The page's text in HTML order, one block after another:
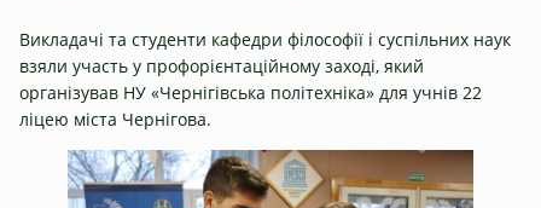
Викладачі та студенти кафедри філософії і суспільних наук
взяли участь у профорієнтаційному заході, який
організував НУ «Чернігівська політехніка» для учнів 22
ліцею міста Чернігова.